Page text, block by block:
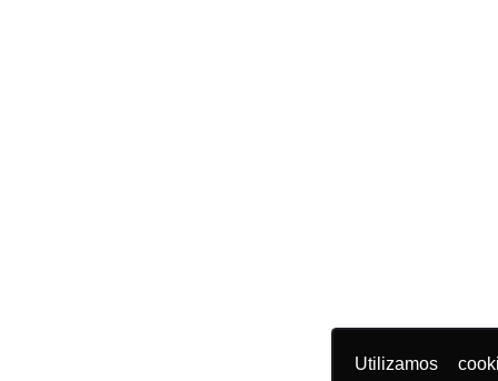
Utilizamos